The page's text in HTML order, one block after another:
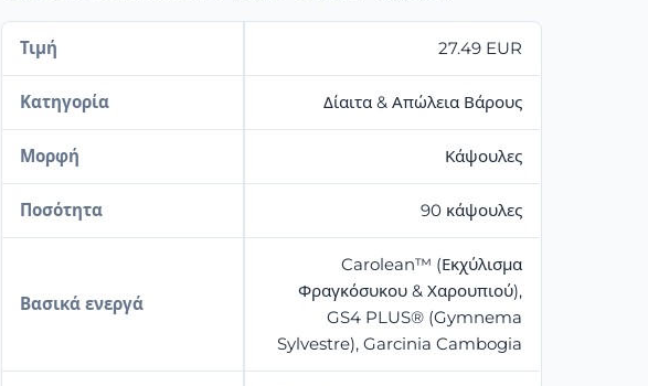
Τιμή 27.49 EUR
Κατηγορία Δίαιτα & Απώλεια Βάρους
Μορφή Κάψουλες
Ποσότητα 90 κάψουλες
Βασικά ενεργά
Carolean™ (Εκχύλισμα
Φραγκόσυκου & Χαρουπιού),
GS4 PLUS® (Gymnema
Sylvestre), Garcinia Cambogia